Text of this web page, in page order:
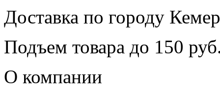
Доставка по городу
Подъем товара до 150
О компании